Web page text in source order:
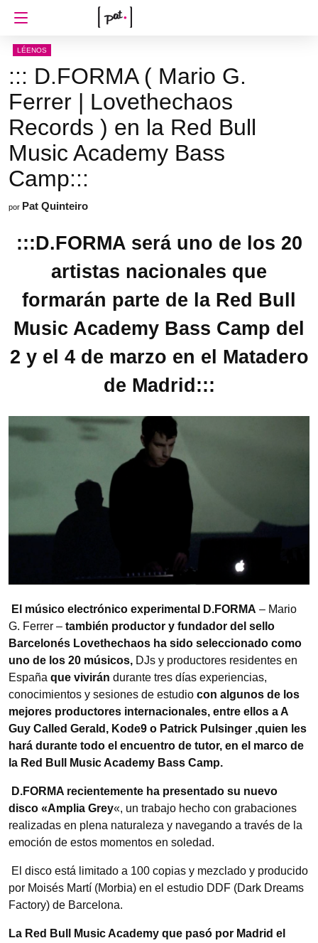
LÉENOS
::: D.FORMA ( Mario G.
Ferrer | Lovethechaos
Records ) en la Red Bull
Music Academy Bass
Camp:::
por Pat Quinteiro
:::D.FORMA será uno de los 20
artistas nacionales que
formarán parte de la Red Bull
Music Academy Bass Camp del
2 y el 4 de marzo en el Matadero
de Madrid:::
El músico electrónico experimental D.FORMA – Mario
G. Ferrer – también productor y fundador del sello
Barcelonés Lovethechaos ha sido seleccionado como
uno de los 20 músicos, DJs y productores residentes en
España que vivirán durante tres días experiencias,
conocimientos y sesiones de estudio con algunos de los
mejores productores internacionales, entre ellos a A
Guy Called Gerald, Kode9 o Patrick Pulsinger ,quien les
hará durante todo el encuentro de tutor, en el marco de
la Red Bull Music Academy Bass Camp.
D.FORMA recientemente ha presentado su nuevo
disco «Amplia Grey«, un trabajo hecho con grabaciones
realizadas en plena naturaleza y navegando a través de la
emoción de estos momentos en soledad.
El disco está limitado a 100 copias y mezclado y producido
por Moisés Martí (Morbia) en el estudio DDF (Dark Dreams
Factory) de Barcelona.
La Red Bull Music Academy que pasó por Madrid el